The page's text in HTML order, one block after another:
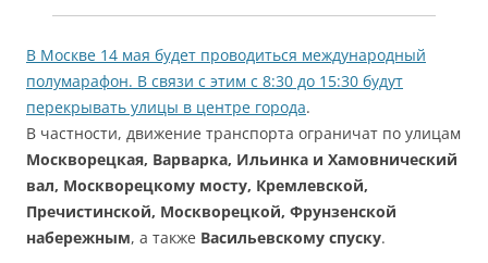
В Москве 14 мая будет проводиться международный
полумарафон. В связи с этим с 8:30 до 15:30 будут
перекрывать улицы в центре города.
В частности, движение транспорта ограничат по улицам
Москворецкая, Варварка, Ильинка и Хамовнический
вал, Москворецкому мосту, Кремлевской,
Пречистинской, Москворецкой, Фрунзенской
набережным, а также Васильевскому спуску.